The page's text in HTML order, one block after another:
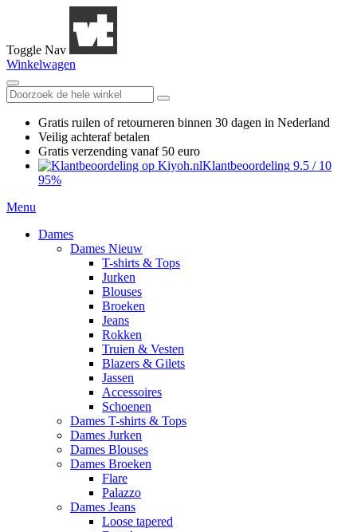
Toggle Nav
Winkelwagen
Gratis ruilen of retourneren binnen 30 dagen in Nederland
Veilig achteraf betalen
Gratis verzending vanaf 50 euro
Klantbeoordeling 9.5 / 10
95%
Menu
Dames
Dames Nieuw
T-shirts & Tops
Jurken
Blouses
Broeken
Jeans
Rokken
Truien & Vesten
Blazers & Gilets
Jassen
Accessoires
Schoenen
Dames T-shirts & Tops
Dames Jurken
Dames Blouses
Dames Broeken
Flare
Palazzo
Dames Jeans
Loose tapered